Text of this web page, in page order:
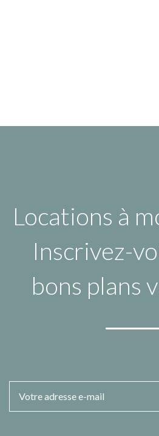
Locations à
Inscrivez-
bons plans